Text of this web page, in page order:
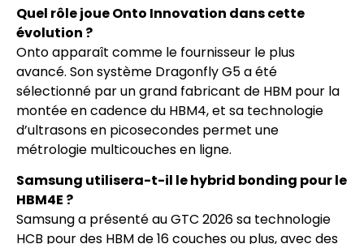
Quel rôle joue Onto Innovation dans cette
évolution ?
Onto apparaît comme le fournisseur le plus
avancé. Son système Dragonfly G5 a été
sélectionné par un grand fabricant de HBM pour la
montée en cadence du HBM4, et sa technologie
d’ultrasons en picosecondes permet une
métrologie multicouches en ligne.
Samsung utilisera-t-il le hybrid bonding pour le
HBM4E ?
Samsung a présenté au GTC 2026 sa technologie
HCB pour des HBM de 16 couches ou plus, avec des